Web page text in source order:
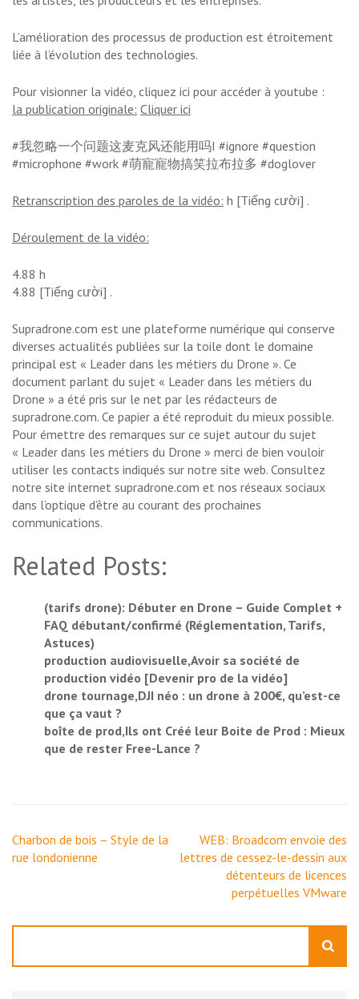
L’amélioration des processus de production est étroitement
liée à l’évolution des technologies.
Pour visionner la vidéo, cliquez ici pour accéder à youtube :
la publication originale: Cliquer ici
#我忽略一个问题这麦克风还能用吗I #ignore #question
#microphone #work #萌寵寵物搞笑拉布拉多 #doglover
Retranscription des paroles de la vidéo: h [Tiếng cười] .
Déroulement de la vidéo:
4.88 h
4.88 [Tiếng cười] .
Supradrone.com est une plateforme numérique qui conserve
diverses actualités publiées sur la toile dont le domaine
principal est « Leader dans les métiers du Drone ». Ce
document parlant du sujet « Leader dans les métiers du
Drone » a été pris sur le net par les rédacteurs de
supradrone.com. Ce papier a été reproduit du mieux possible.
Pour émettre des remarques sur ce sujet autour du sujet
« Leader dans les métiers du Drone » merci de bien vouloir
utiliser les contacts indiqués sur notre site web. Consultez
notre site internet supradrone.com et nos réseaux sociaux
dans l’optique d’être au courant des prochaines
communications.
Related Posts:
(tarifs drone): Débuter en Drone – Guide Complet +
FAQ débutant/confirmé (Réglementation, Tarifs,
Astuces)
production audiovisuelle,Avoir sa société de
production vidéo [Devenir pro de la vidéo]
drone tournage,DJI néo : un drone à 200€, qu’est-ce
que ça vaut ?
boîte de prod,Ils ont Créé leur Boite de Prod : Mieux
que de rester Free-Lance ?
Navigation
de
Charbon de bois – Style de la
rue londonienne
WEB: Broadcom envoie des
lettres de cessez-le-dessin aux
détenteurs de licences
perpétuelles VMware